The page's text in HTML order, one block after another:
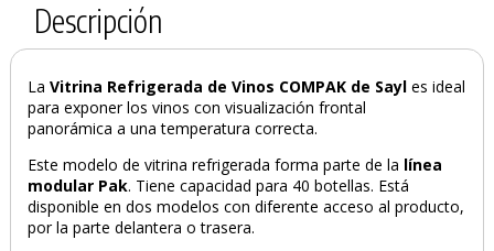
Descripción
La Vitrina Refrigerada de Vinos COMPAK de Sayl es ideal
para exponer los vinos con visualización frontal
panorámica a una temperatura correcta.
Este modelo de vitrina refrigerada forma parte de la línea
modular Pak. Tiene capacidad para 40 botellas. Está
disponible en dos modelos con diferente acceso al producto,
por la parte delantera o trasera.